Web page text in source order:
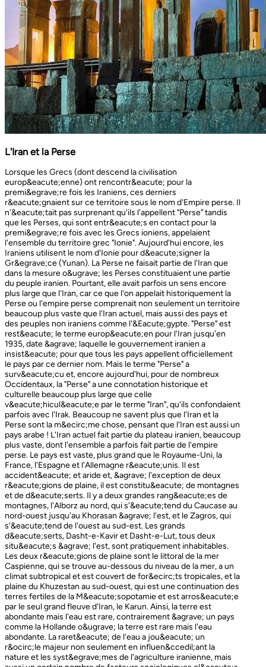
L'Iran et la Perse
Lorsque les Grecs (dont descend la civilisation europ&eacute;enne) ont rencontr&eacute; pour la premi&egrave;re fois les Iraniens, ces derniers r&eacute;gnaient sur ce territoire sous le nom d'Empire perse. Il n'&eacute;tait pas surprenant qu'ils l'appellent "Perse" tandis que les Perses, qui sont entr&eacute;s en contact pour la premi&egrave;re fois avec les Grecs ioniens, appelaient l'ensemble du territoire grec "Ionie". Aujourd'hui encore, les Iraniens utilisent le nom d'Ionie pour d&eacute;signer la Gr&egrave;ce (Yunan). La Perse ne faisait partie de l'Iran que dans la mesure o&ugrave; les Perses constituaient une partie du peuple iranien. Pourtant, elle avait parfois un sens encore plus large que l'Iran, car ce que l'on appelait historiquement la Perse ou l'empire perse comprenait non seulement un territoire beaucoup plus vaste que l'Iran actuel, mais aussi des pays et des peuples non iraniens comme l'&Eacute;gypte. "Perse" est rest&eacute; le terme europ&eacute;en pour l'Iran jusqu'en 1935, date &agrave; laquelle le gouvernement iranien a insist&eacute; pour que tous les pays appellent officiellement le pays par ce dernier nom. Mais le terme "Perse" a surv&eacute;cu et, encore aujourd'hui, pour de nombreux Occidentaux, la "Perse" a une connotation historique et culturelle beaucoup plus large que celle v&eacute;hicul&eacute;e par le terme "Iran", qu'ils confondaient parfois avec l'Irak. Beaucoup ne savent plus que l'Iran et la Perse sont la m&ecirc;me chose, pensant que l'Iran est aussi un pays arabe ! L'Iran actuel fait partie du plateau iranien, beaucoup plus vaste, dont l'ensemble a parfois fait partie de l'empire perse. Le pays est vaste, plus grand que le Royaume-Uni, la France, l'Espagne et l'Allemagne r&eacute;unis. Il est accident&eacute; et aride et, &agrave; l'exception de deux r&eacute;gions de plaine, il est constitu&eacute; de montagnes et de d&eacute;serts. Il y a deux grandes rang&eacute;es de montagnes, l'Alborz au nord, qui s'&eacute;tend du Caucase au nord-ouest jusqu'au Khorasan &agrave; l'est, et le Zagros, qui s'&eacute;tend de l'ouest au sud-est. Les grands d&eacute;serts, Dasht-e-Kavir et Dasht-e-Lut, tous deux situ&eacute;s &agrave; l'est, sont pratiquement inhabitables. Les deux r&eacute;gions de plaine sont le littoral de la mer Caspienne, qui se trouve au-dessous du niveau de la mer, a un climat subtropical et est couvert de for&ecirc;ts tropicales, et la plaine du Khuzestan au sud-ouest, qui est une continuation des terres fertiles de la M&eacute;sopotamie et est arros&eacute;e par le seul grand fleuve d'Iran, le Karun. Ainsi, la terre est abondante mais l'eau est rare, contrairement &agrave; un pays comme la Hollande o&ugrave; la terre est rare mais l'eau abondante. La raret&eacute; de l'eau a jou&eacute; un r&ocirc;le majeur non seulement en influen&ccedil;ant la nature et les syst&egrave;mes de l'agriculture iranienne, mais aussi un certain nombre de facteurs sociologiques cl&eacute;s, y compris la cause et la nature des &Eacute;tats iraniens. L'&eacute;tendue des montagnes et du d&eacute;sert a naturellement divis&eacute; la population iranienne en groupes relativement isol&eacute;s. Mais l'aridit&eacute; a jou&eacute; un r&ocirc;le encore plus important &agrave; cet &eacute;gard, et ce au niveau des plus petites unit&eacute;s sociales. Dans la majeure partie du pays, l'agriculture et l'&eacute;levage du b&eacute;tail n'&eacute;taient possibles que l&agrave; o&ugrave; l'eau de pluie naturelle, un petit ruisseau, un canal d'eau souterrain, appel&eacute; Qanat, ou une combinaison de ces &eacute;l&eacute;ments fournissait l'approvisionnement minimal n&eacute;cessaire en eau. Le Qanat ou Kariz est un d&eacute;veloppement ing&eacute;nieux des temps anciens, qui remonte &agrave; bien avant la fondation de l'empire perse. &Agrave; partir d'une nappe phr&eacute;atique existante dans les hautes terres, un tunnel est creus&eacute; sous le sol, en pente descendante vers les basses terres (pr&egrave;s des fermes environnantes) o&ugrave; il remonte &agrave; la surface. L'eau qui s'&eacute;coule de la source par gravit&eacute; est ensuite distribu&eacute;e par d'&eacute;troits canaux l&agrave; o&ugrave; elle est n&eacute;cessaire pour l'irrigation et d'autres usages. Le peuple iranien &Agrave; l'origine, les Iraniens &eacute;taient plus une ethnie qu'une nation et les perses se comptaient comme un groupe parmi un bon nombre des Iraniens. A part le pays qui s'appelle aujourd'hui l'Iran, l'Afghanistan et le Tadjikistan appartiennent &eacute;galement &agrave; un territoire iranien plus large dans leurs concepts historiques et culturels. En plus la domaine culturelle iranienne d&eacute;passe encore plus loin que la fronti&egrave;re de l&rsquo;ensemble de ces trois pays et s'&eacute;tendant jusqu&rsquo;au cot&eacute; nordique de l'Inde, l'Ouzb&eacute;kistan, le Turkm&eacute;nistan, le Caucase et l'Anatolie : Aujourd&rsquo;hui , c&rsquo;est ce que l&rsquo;on appelle &lsquo;&rsquo; Monde Persan&rsquo;&rsquo; La langue persane est une des langues iraniennes, alors qu&rsquo;il en existe d'autres vari&eacute;t&eacute;s dont le kurde et le pashto. En Iran, certaines langues locales sont encore parl&eacute;es en tant que des langues vivantes tandis que d&rsquo;autre langues r&eacute;gionales que l&rsquo;iranienne sont &eacute;galement parl&eacute;s en Iran tels que le turc et l&rsquo;arabe. En plus, d'autres formats de la langue persane sont parl&eacute;es en Afghanistan et au Tadjikistan, si bien que les r&eacute;sidents dans ces trois pays arrivent &agrave; se comprendre lors de la conversation et de la communication litt&eacute;raire. Egalement d'autres dialectes persans sont parl&eacute;s en Iran. A vraie dire , n&rsquo;importe quel argument &agrave; propos de l&rsquo;histoire de l&rsquo;Iran, de son &eacute;conomie et de sa politique ne serait pas raisonnable sauf qu&rsquo;on puisse tenir en compte les nomades qui ont &eacute;tabli leurs royaume &agrave; partir de l&rsquo;&eacute;poque des Perses au Qajars qui r&eacute;gnaient jusuq&rsquo;aux20&egrave;me si&egrave;cle. Suit &agrave; la recherches des p&acirc;turages encore plus verts et des sols fertils, diff&eacute;rents &eacute;thnies comme le turques, sont partis vers les r&eacute;gions au nord, nord-est et l&rsquo;est de la Perse . Apr&egrave;s avoir s&rsquo;h&eacute;berger , ils fallait qu&rsquo;ils se pr&eacute;par&egrave;rent pour faire face aux &eacute;nemies etrang&egrave;res . La s&egrave;cheresse, l&rsquo;aridit&eacute; et la densit&eacute; de la population dan leurs propres r&eacute;gions fut la cause de l&rsquo;immigration vers la Perse. D&rsquo;autre part la manqu&eacute; de la pluie et l&rsquo;aridit&eacute; en Iran causait la miragartion des gens vers des r&eacute;gions plus verts : ils se d&eacute;pla&ccedil;aient tous les ann&eacute;es, pour aller vers les r&eacute;gions o&ugrave; il faisait agr&eacute;able pendant l&rsquo;hiver et des r&eacute;gions o&ugrave; le climat faisait moins chaud au cours de l&rsquo;&eacute;t&eacute;. En comparaison avec les les s&eacute;dentaires, les nomades ont des puissances militaires et ils sont plus dynamiques, et plus nombreux que les villageoises qu'ils attaquaient. Ces particularit&eacute;s permettent &agrave; une tribu ou &agrave; un ensemble de tribus de faire diriger les autres vers la formation d&rsquo;un &eacute;tat central : Ensuite il faisait les n&eacute;cessaires pour collecter directement ou via un moyen indirect, la totalit&eacute; des produits agricoles exc&eacute;dentaires pour fournir les affaires financi&egrave;res. Ainsi il devient un &eacute;tat central et capable &agrave; taille de contr&ocirc;ler, d'administrer et de d&eacute;fendre ses vastes territoires. La plupart des souverains iraniens se d&eacute;pla&ccedil;aient la plupart du temps et cette caract&eacute;ristique est racin&eacute; dans leurs origines et leurs esprits. Par exemple les Ach&eacute;m&eacute;nides dirigeaient leurs trois capitales et se d&eacute;pla&ccedil;aient entre : Suse, Pers&eacute;polis et Ecbatane et parfois quatre si on fait inclure la Babylon. D&egrave;s le d&eacute;but ; tous les gouvernements iraniens jusqu&rsquo;au 20&egrave;me si&egrave;cle, on &eacute;t&eacute; fond&eacute;s par des tribus nomades et apr&egrave;s avoir &ecirc;tre uni au sein du gouvernement , il fallait se pr&eacute;parer pour faire face aux d&eacute;fis comme l&rsquo;invasion des nomades dans le pays et ceux qui pourraient attaquer depuis des terres au-del&agrave; des fronti&egrave;res. D'une mani&egrave;re historique, l'Iran a &eacute;t&eacute; le carrefour entre l'Asie et l'Europe, l'Est et l'Ouest. Les personnes, les biens ainsi que les croyances, les normes et produits culturels y sont pass&eacute;s, g&eacute;n&eacute;ralement d'est en ouest, mais pas toujours. L'influence orientale &eacute;tait telle que beaucoup des anciens mythes et l&eacute;gendes iraniens provenaient des terres orientales de l'Iran, bien que l'islam et les Arabes soient venus de la direction oppos&eacute;e. Cette situation g&eacute;ographique particuli&egrave;re a donn&eacute; lieu &agrave; ce que l'on peut appeler &laquo; l'effet carrefour &raquo;, &agrave; la fois d&eacute;stabilisant et enrichissant le pays ; rendant ses habitants hospitaliers et amicaux envers les &eacute;trangers et aussi tr&egrave;s conscients de leur particularit&eacute;. L'une des cons&eacute;quences de l'effet de carrefour est le fait que l'Iran est maintenant peupl&eacute; d&rsquo;une vari&eacute;t&eacute; de communaut&eacute;s ethniques et linguistiques incluant ceux dont la langue maternelle est le persan, ainsi que les Kurdes, les Turcs, les Arabes, les Baloutches, etc. On rencontre les Turcophones dans la r&eacute;gion Nord-ouest de l'Azerba&iuml;djan, aujourd'hui divis&eacute;e en plusieurs provinces, &agrave; la fronti&egrave;re de la Turquie et du Caucase. D'autres peuples turcophones, comme les Turkm&egrave;nes du Centre-nord-est et les tribus turcophones comm